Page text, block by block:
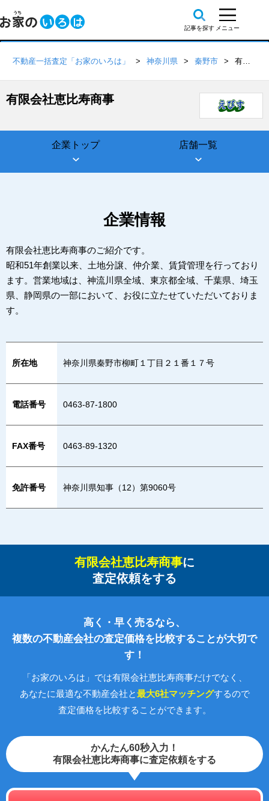
不動産一括査定「お家のいろは」 神奈川県 秦野市 有限会社恵比寿商事
有限会社恵比寿商事
企業トップ 店舗一覧
企業情報
有限会社恵比寿商事のご紹介です。
昭和51年創業以来、土地分譲、仲介業、賃貸管理を行っており
ます。営業地域は、神流川県全域、東京都全域、千葉県、埼玉
県、静岡県の一部において、お役に立たせていただいておりま
す。
所在地 神奈川県秦野市柳町１丁目２１番１７号
電話番号 0463-87-1800
FAX番号 0463-89-1320
免許番号 神奈川県知事（12）第9060号
有限会社恵比寿商事に
査定依頼をする
高く・早く売るなら、
複数の不動産会社の査定価格を比較することが大切で
す！
「お家のいろは」では有限会社恵比寿商事だけでなく、
あなたに最適な不動産会社と最大6社マッチングするので
査定価格を比較することができます。
かんたん60秒入力！
有限会社恵比寿商事に査定依頼をする